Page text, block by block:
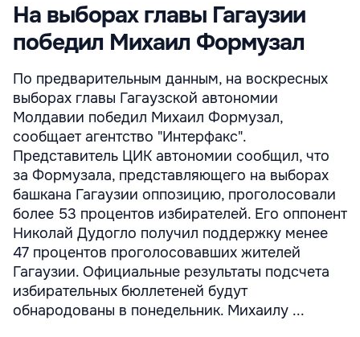
На выборах главы Гагаузии
победил Михаил Формузал
По предварительным данным, на воскресных
выборах главы Гагаузской автономии
Молдавии победил Михаил Формузал,
сообщает агентство "Интерфакс".
Представитель ЦИК автономии сообщил, что
за Формузала, представляющего на выборах
башкана Гагаузии оппозицию, проголосовали
более 53 процентов избирателей. Его оппонент
Николай Дудогло получил поддержку менее
47 процентов проголосовавших жителей
Гагаузии. Официальные результаты подсчета
избирательных бюллетеней будут
обнародованы в понедельник. Михаилу ...